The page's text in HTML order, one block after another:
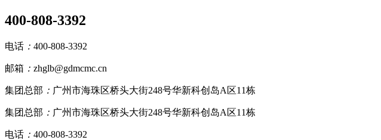
400-808-3392
电话 ： 400-808-3392
邮箱 ： zhglb@gdmcmc.cn
集团总部 ： 广州市海珠区桥头大街248号华新科创岛A区11栋
集团总部 ： 广州市海珠区桥头大街248号华新科创岛A区11栋
电话 ： 400-808-3392